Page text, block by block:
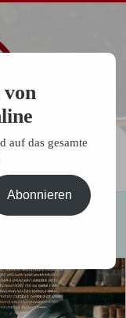
Unterstützt: Ein
auf das gesamte
Abonnieren